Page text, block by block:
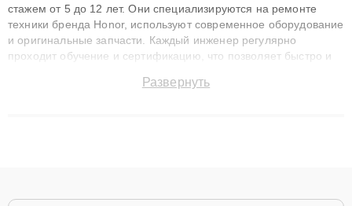
стажем от 5 до 12 лет. Они специализируются на ремонте
техники бренда Honor, используют современное оборудование
и оригинальные запчасти. Каждый инженер регулярно
проходит обучение и сертификацию, что позволяет быстро и
сохранением гарантии до 3 лет. Наши мастера решают
Развернуть